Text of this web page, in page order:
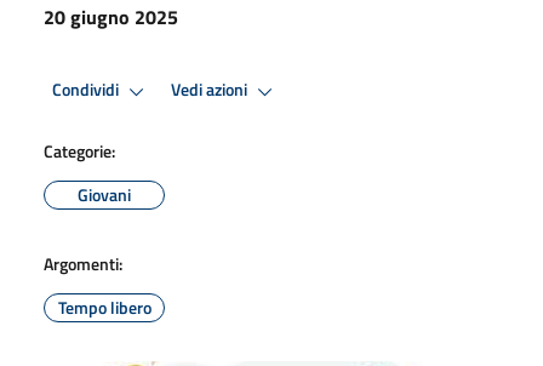
20 giugno 2025
Condividi Vedi azioni
Categorie:
Giovani
Argomenti:
Tempo libero